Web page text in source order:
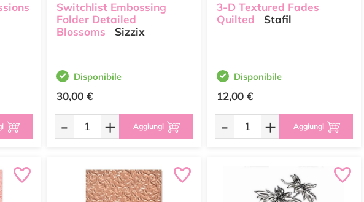
Switchlist Embossing
Folder Detailed
Blossoms
Sizzix
Disponibile
30,00 €
- + Aggiungi
3-D Textured Fades
Quilted
Stafil
Disponibile
12,00 €
- + Aggiungi